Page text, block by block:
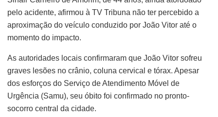
pelo acidente, afirmou à TV Tribuna não ter percebido a
aproximação do veículo conduzido por João Vitor até o
momento do impacto.
As autoridades locais confirmaram que João Vitor sofreu
graves lesões no crânio, coluna cervical e tórax. Apesar
dos esforços do Serviço de Atendimento Móvel de
Urgência (Samu), seu óbito foi confirmado no pronto-
socorro central da cidade.